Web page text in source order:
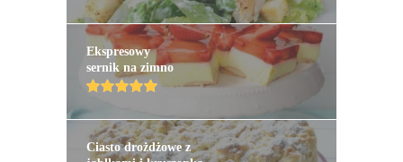
Ekspresowy
sernik na zimno
Ciasto drożdżowe z